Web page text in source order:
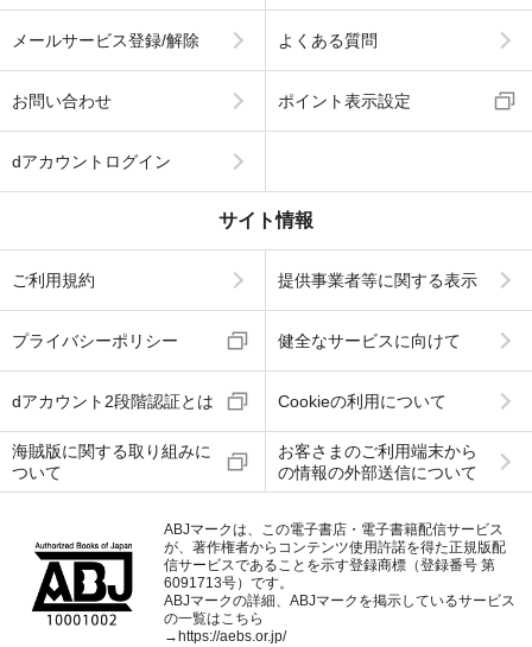
メールサービス登録/解除 よくある質問
お問い合わせ ポイント表示設定
dアカウントログイン
サイト情報
ご利用規約 提供事業者等に関する表示
プライバシーポリシー 健全なサービスに向けて
dアカウント2段階認証とは Cookieの利用について
海賊版に関する取り組みに
ついて
お客さまのご利用端末から
の情報の外部送信について
ABJマークは、この電子書店・電子書籍配信サービス
が、著作権者からコンテンツ使用許諾を得た正規版配
信サービスであることを示す登録商標（登録番号 第
6091713号）です。
ABJマークの詳細、ABJマークを掲示しているサービス
の一覧はこちら
→ https://aebs.or.jp/